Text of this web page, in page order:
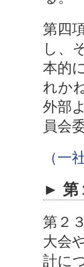
第四
し、
本的
れか
外部
員会
（一
► 第
第２
大会
計に